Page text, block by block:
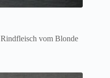
Rindfleisch vom Blonde